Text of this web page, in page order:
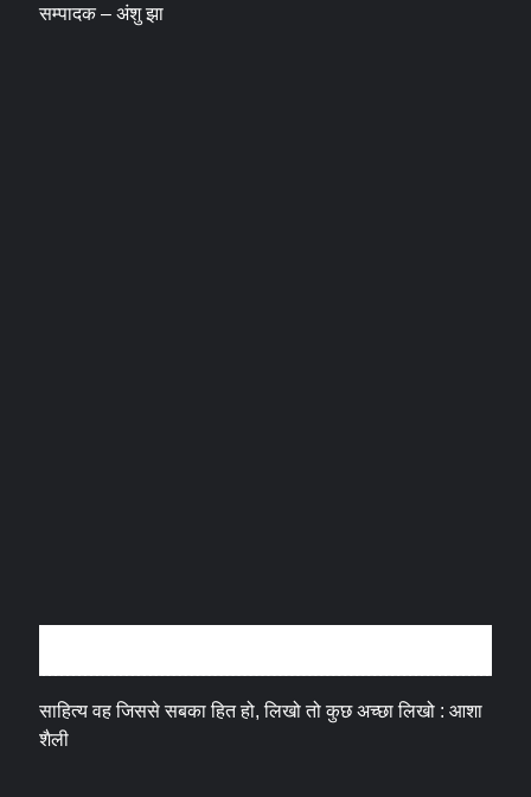
सम्पादक – अंशु झा
साहित्य वह जिससे सबका हित हो, लिखो तो कुछ अच्छा लिखो : आशा
शैली